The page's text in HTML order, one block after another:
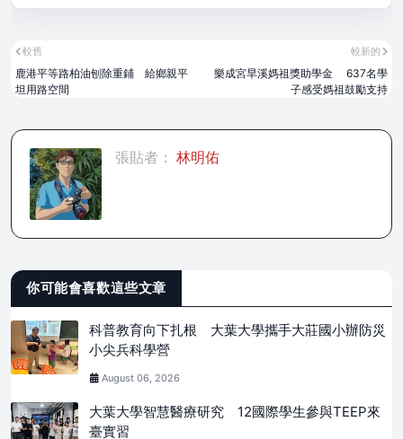
較新的
樂成宮旱溪媽祖獎助學金 637名學
子感受媽祖鼓勵支持
較舊
鹿港平等路柏油刨除重鋪 給鄉親平
坦用路空間
張貼者： 林明佑
你可能會喜歡這些文章
科普教育向下扎根 大葉大學攜手大莊國小辦防災
小尖兵科學營
August 06, 2026
大葉大學智慧醫療研究 12國際學生參與TEEP來
臺實習